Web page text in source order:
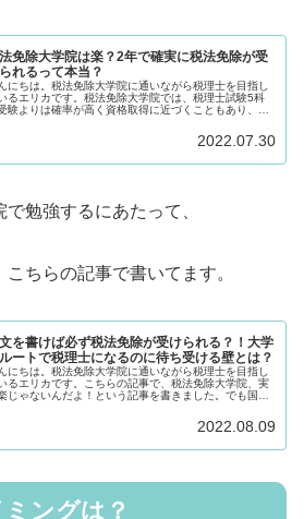
免除大学院は楽？2年で確実に税法免除が受
れるって本当？
にちは。税法免除大学院に通いながら税理士を目指し
るエリカです。税法免除大学院では、税理士試験5科
験よりは確率が高く資格取得に近づくこともあり、残
2022.07.30
勉強するにあたって、
ちらの記事で書いてます。
を書けば必ず税法免除が受けられる？！大学
ートで税理士になるのに待ち受ける壁とは？
にちは。税法免除大学院に通いながら税理士を目指し
るエリカです。こちらの記事で、税法免除大学院、実
じゃないんだよ！という記事を書きました。でも国税
2022.08.09
ングは？